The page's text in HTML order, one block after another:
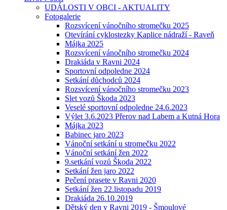
UDÁLOSTI V OBCI - AKTUALITY
Fotogalerie
Rozsvícení vánočního stromečku 2025
Otevírání cyklostezky Kaplice nádraží - Raveň
Májka 2025
Rozsvícení vánočního stromečku 2024
Drakiáda v Ravni 2024
Sportovní odpoledne 2024
Setkání důchodců 2024
Rozsvícení vánočního stromečku 2023
Slet vozů Škoda 2023
Veselé sportovní odpoledne 24.6.2023
Výlet 3.6.2023 Přerov nad Labem a Kutná Hora
Májka 2023
Babinec jaro 2023
Vánoční setkání u stromečku 2022
Vánoční setkání žen 2022
9.setkání vozů Škoda 2022
Setkání žen jaro 2022
Pečení prasete v Ravni 2020
Setkání žen 22.listopadu 2019
Drakiáda 26.10.2019
Dětský den v Ravni 2019 - Šmoulové